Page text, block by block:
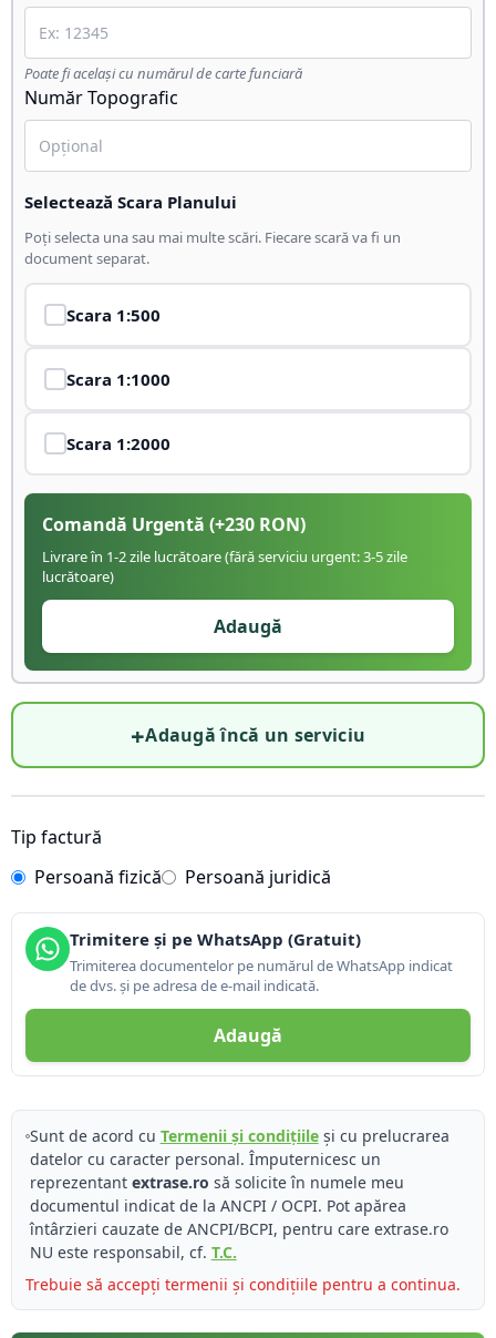
Poate fi același cu numărul de carte funciară
Număr Topografic
Selectează Scara Planului
Poți selecta una sau mai multe scări. Fiecare scară va fi un
document separat.
Scara 1:500
Scara 1:1000
Scara 1:2000
Comandă Urgentă (+230 RON)
Livrare în 1-2 zile lucrătoare (fără serviciu urgent: 3-5 zile
lucrătoare)
Adaugă
+Adaugă încă un serviciu
Tip factură
Persoană fizică
Persoană juridică
Trimitere și pe WhatsApp (Gratuit)
Trimiterea documentelor pe numărul de WhatsApp indicat
de dvs. și pe adresa de e-mail indicată.
Adaugă
Sunt de acord cu Termenii și condițiileși cu prelucrarea
datelor cu caracter personal. Împuternicesc un
reprezentant extrase.ro să solicite în numele meu
documentul indicat de la ANCPI / OCPI. Pot apărea
întârzieri cauzate de ANCPI/BCPI, pentru care extrase.ro
NU este responsabil, cf. T.C.
Trebuie să accepți termenii și condițiile pentru a continua.